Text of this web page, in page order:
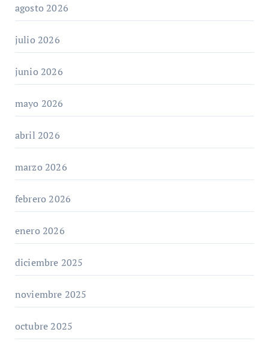
agosto 2026
julio 2026
junio 2026
mayo 2026
abril 2026
marzo 2026
febrero 2026
enero 2026
diciembre 2025
noviembre 2025
octubre 2025